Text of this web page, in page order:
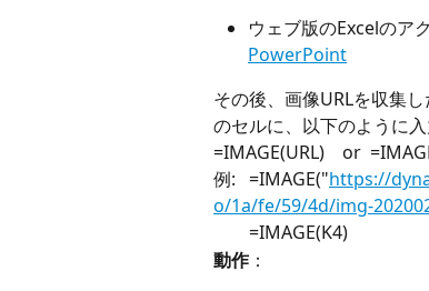
ウェブ版のExcelのア
PowerPoint
その後、画像URLを収集
のセルに、以下のように入
=IMAGE(URL)　or
例:   =IMAGE("https://
o/1a/fe/59/4d/img-
=IMAGE(K4)
動作：